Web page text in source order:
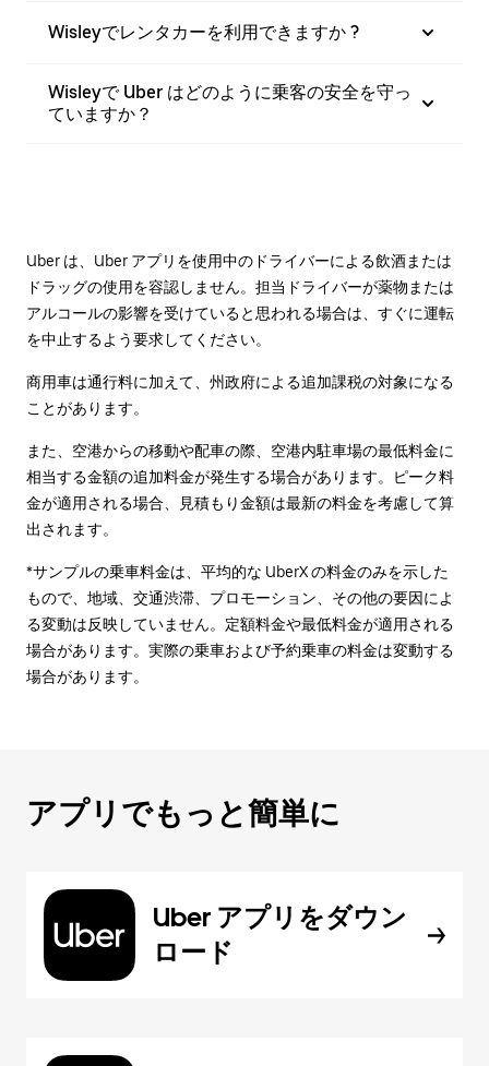
Wisleyでレンタカーを利用できますか ?
Wisleyで Uber はどのように乗客の安全を守っ
ていますか？
Uber は、Uber アプリを使用中のドライバーによる飲酒または
ドラッグの使用を容認しません。担当ドライバーが薬物または
アルコールの影響を受けていると思われる場合は、すぐに運転
を中止するよう要求してください。
商用車は通行料に加えて、州政府による追加課税の対象になる
ことがあります。
また、空港からの移動や配車の際、空港内駐車場の最低料金に
相当する金額の追加料金が発生する場合があります。ピーク料
金が適用される場合、見積もり金額は最新の料金を考慮して算
出されます。
*サンプルの乗車料金は、平均的な UberX の料金のみを示した
もので、地域、交通渋滞、プロモーション、その他の要因によ
る変動は反映していません。定額料金や最低料金が適用される
場合があります。実際の乗車および予約乗車の料金は変動する
場合があります。
アプリでもっと簡単に
Uber アプリをダウン
ロード